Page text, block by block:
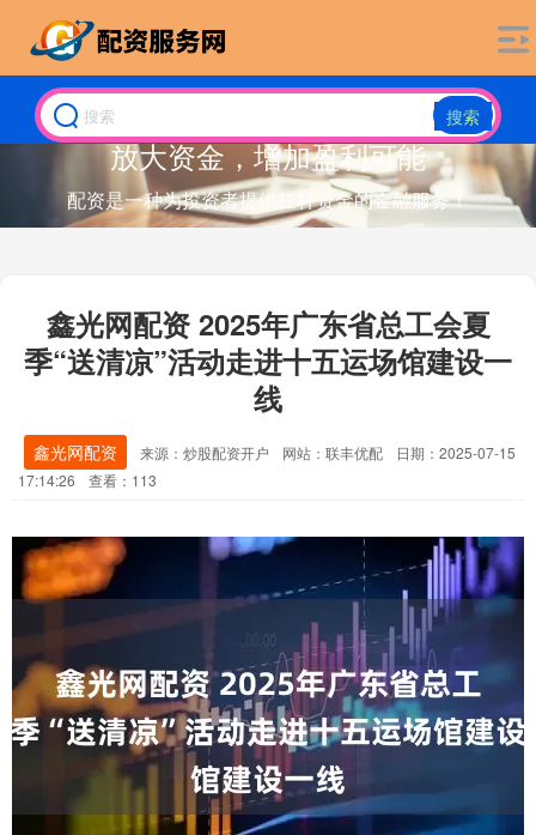
搜索
放大资金，增加盈利可能
配资是一种为投资者提供杠杆资金的金融服务！
鑫光网配资 2025年广东省总工会夏
季“送清凉”活动走进十五运场馆建设一
线
鑫光网配资 来源：炒股配资开户 网站：联丰优配
日期：2025-07-15
17:14:26
查看：113